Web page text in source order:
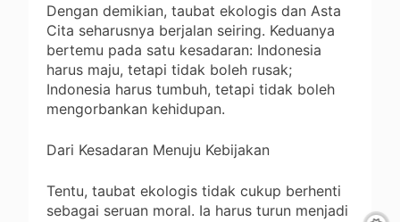
Dengan demikian, taubat ekologis dan Asta
Cita seharusnya berjalan seiring. Keduanya
bertemu pada satu kesadaran: Indonesia
harus maju, tetapi tidak boleh rusak;
Indonesia harus tumbuh, tetapi tidak boleh
mengorbankan kehidupan.
Dari Kesadaran Menuju Kebijakan
Tentu, taubat ekologis tidak cukup berhenti
sebagai seruan moral. Ia harus turun menjadi